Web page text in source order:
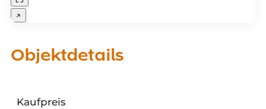
↗
Objektdetails
Kaufpreis